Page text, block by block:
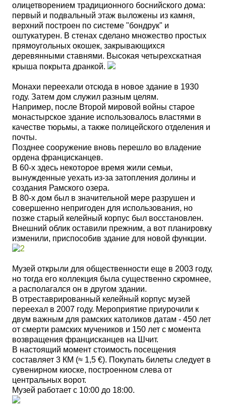
олицетворением традиционного боснийского дома:
первый и подвальный этаж выложены из камня,
верхний построен по системе "бондрук" и
оштукатурен. В стенах сделано множество простых
прямоугольных окошек, закрывающихся
деревянными ставнями. Высокая четырехскатная
крыша покрыта дранкой.
Монахи переехали отсюда в новое здание в 1930
году. Затем дом служил разным целям.
Например, после Второй мировой войны старое
монастырское здание использовалось властями в
качестве тюрьмы, а также полицейского отделения и
почты.
Позднее сооружение вновь перешло во владение
ордена францисканцев.
В 60-х здесь некоторое время жили семьи,
вынужденные уехать из-за затопления долины и
создания Рамского озера.
В 80-х дом был в значительной мере разрушен и
совершенно непригоден для использования, но
позже старый келейный корпус был восстановлен.
Внешний облик оставили прежним, а вот планировку
изменили, приспособив здание для новой функции.
Музей открыли для общественности еще в 2003 году,
но тогда его коллекция была существенно скромнее,
а располагался он в другом здании.
В отреставрированный келейный корпус музей
переехал в 2007 году. Мероприятие приурочили к
двум важным для рамских католиков датам - 450 лет
от смерти рамских мучеников и 150 лет с момента
возвращения францисканцев на Шчит.
В настоящий момент стоимость посещения
составляет 3 КМ (≈ 1,5 €). Покупать билеты следует в
сувенирном киоске, построенном слева от
центральных ворот.
Музей работает с 10:00 до 18:00.